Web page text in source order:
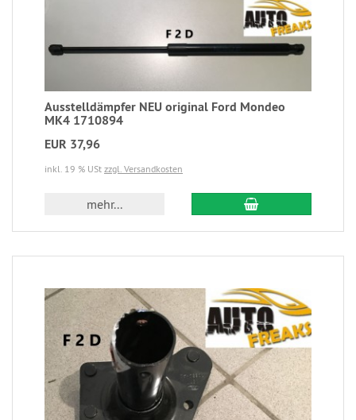
Ausstelldämpfer NEU original Ford Mondeo
MK4 1710894
EUR 37,96
inkl. 19 % USt zzgl. Versandkosten
mehr...